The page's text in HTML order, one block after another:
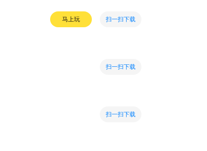
马上玩 扫一扫下载
扫一扫下载
扫一扫下载